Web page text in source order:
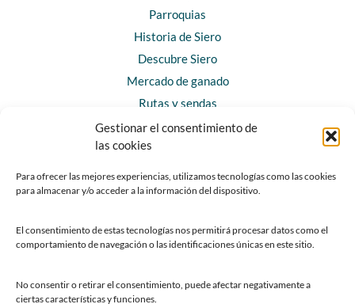
Gestionar el consentimiento de
las cookies
Para ofrecer las mejores experiencias, utilizamos tecnologías como las cookies
para almacenar y/o acceder a la información del dispositivo.
El consentimiento de estas tecnologías nos permitirá procesar datos como el
comportamiento de navegación o las identificaciones únicas en este sitio.
No consentir o retirar el consentimiento, puede afectar negativamente a
ciertas características y funciones.
Parroquias
Historia de Siero
Descubre Siero
Mercado de ganado
Rutas y sendas
Horarios y contacto
Teléfonos de interés
Chatbot Siero
SEDES ELECTRÓNICAS
Sede del Ayuntamiento de Siero